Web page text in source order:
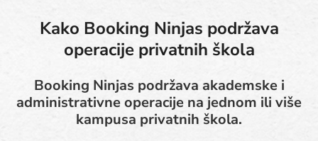
Kako Booking Ninjas podržava
operacije privatnih škola
Booking Ninjas podržava akademske i
administrativne operacije na jednom ili više
kampusa privatnih škola.